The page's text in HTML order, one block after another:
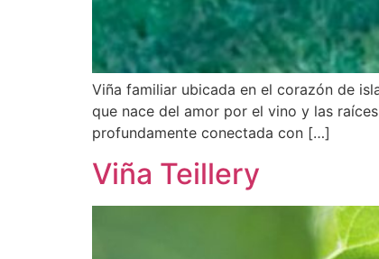
Viña familiar ubicada en el corazón de
que nace del amor por el vino y las
profundamente conectada con […]
Viña Teillery